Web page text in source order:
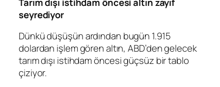
seyrediyor
Dünkü düşüşün ardından bugün 1.915
dolardan işlem gören altın, ABD’den gelecek
tarım dışı istihdamöncesi güçsüz bir tablo
çiziyor.